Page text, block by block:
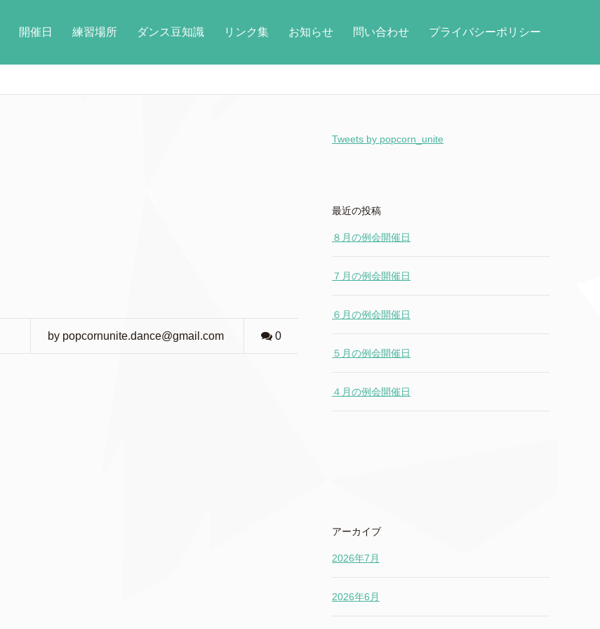
開催日 練習場所 ダンス豆知識 リンク集 お知らせ 問い合わせ プライバシーポリシー
by popcornunite.dance@gmail.com 0
Tweets by popcorn_unite
最近の投稿
８月の例会開催日
７月の例会開催日
６月の例会開催日
５月の例会開催日
４月の例会開催日
アーカイブ
2026年7月
2026年6月